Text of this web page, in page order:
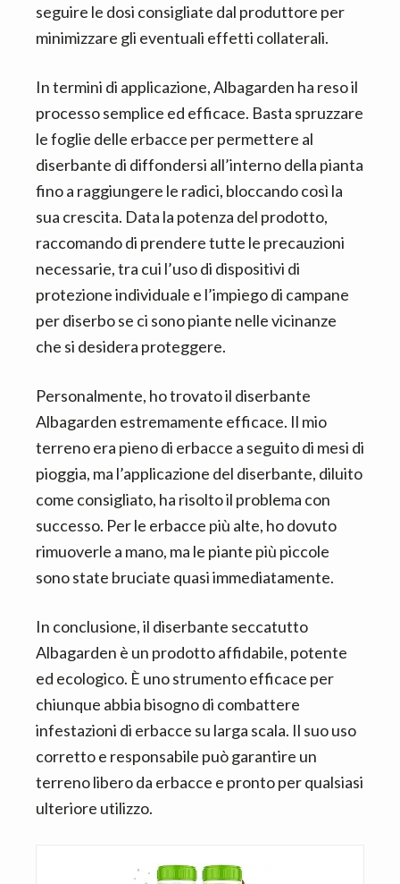
seguire le dosi consigliate dal produttore per
minimizzare gli eventuali effetti collaterali.
In termini di applicazione, Albagarden ha reso il
processo semplice ed efficace. Basta spruzzare
le foglie delle erbacce per permettere al
diserbante di diffondersi all’interno della pianta
fino a raggiungere le radici, bloccando così la
sua crescita. Data la potenza del prodotto,
raccomando di prendere tutte le precauzioni
necessarie, tra cui l’uso di dispositivi di
protezione individuale e l’impiego di campane
per diserbo se ci sono piante nelle vicinanze
che si desidera proteggere.
Personalmente, ho trovato il diserbante
Albagarden estremamente efficace. Il mio
terreno era pieno di erbacce a seguito di mesi di
pioggia, ma l’applicazione del diserbante, diluito
come consigliato, ha risolto il problema con
successo. Per le erbacce più alte, ho dovuto
rimuoverle a mano, ma le piante più piccole
sono state bruciate quasi immediatamente.
In conclusione, il diserbante seccatutto
Albagarden è un prodotto affidabile, potente
ed ecologico. È uno strumento efficace per
chiunque abbia bisogno di combattere
infestazioni di erbacce su larga scala. Il suo uso
corretto e responsabile può garantire un
terreno libero da erbacce e pronto per qualsiasi
ulteriore utilizzo.